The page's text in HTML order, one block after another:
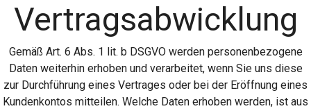
Vertragsabwicklung
Gemäß Art. 6 Abs. 1 lit. b DSGVO werden personenbezogene
Daten weiterhin erhoben und verarbeitet, wenn Sie uns diese
zur Durchführung eines Vertrages oder bei der Eröffnung eines
Kundenkontos mitteilen. Welche Daten erhoben werden, ist aus